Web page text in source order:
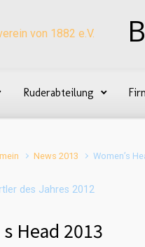
Ruderabteilung
News 2013 Women’s
des Jahres 2012
Head 2013